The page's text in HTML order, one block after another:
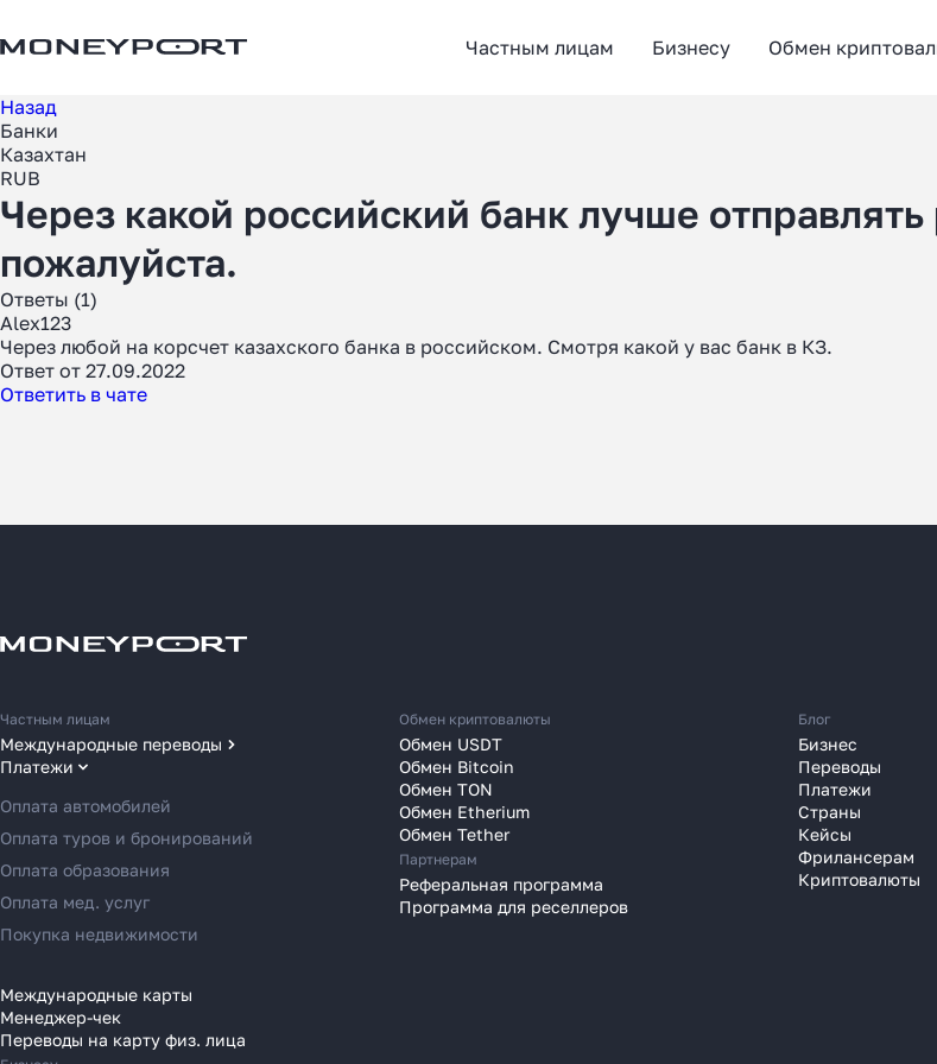
Частным лицам Бизнесу Обмен
Назад
Банки
Казахтан
RUB
Через какой российский банк лучше
пожалуйста.
Ответы (1)
Alex123
Через любой на корсчет казахского банка в российском. Смотря какой у вас банк в КЗ.
Ответ от 27.09.2022
Ответить в чате
Частным лицам
Международные переводы
Переводы в США
Переводы в ОАЭ
Переводы в Европу
Переводы в Азию
Переводы в Россию
Переводы в Австрию
Переводы в Болгарию
Переводы в Венгрию
Переводы в Великобританию
Платежи
Оплата автомобилей
Оплата туров и бронирований
Оплата образования
Оплата мед. услуг
Покупка недвижимости
Международные карты
Менеджер-чек
Переводы на карту физ. лица
Обмен криптовалюты
Обмен USDT
Обмен Bitcoin
Обмен TON
Обмен Etherium
Обмен Tether
Партнерам
Реферальная программа
Программа для реселлеров
Блог
Бизнес
Переводы
Платежи
Страны
Кейсы
Фрилансерам
Криптовалюты
Как перевести деньги
за 2 часа вместо 120
Рассказали, почему банки уступили
место платёжным агентам
в 2025 году